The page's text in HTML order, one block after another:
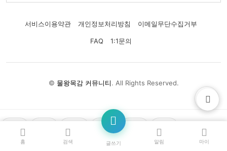
서비스이용약관 개인정보처리방침 이메일무단수집거부
FAQ 1:1문의
© 물왕목감 커뮤니티. All Rights Reserved.
홈 검색 글쓰기 알림 마이
😂 😢 🤔
글쓰기와 댓글 작성은 회원만 가능합니다